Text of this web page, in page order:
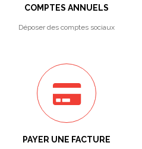
COMPTES ANNUELS
Déposer des comptes sociaux
PAYER UNE FACTURE